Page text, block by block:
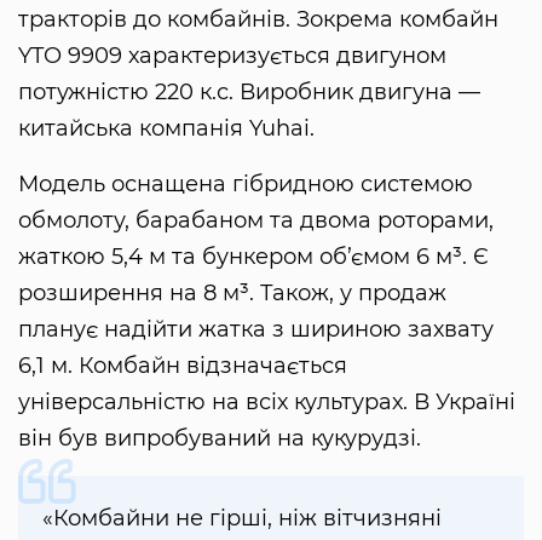
тракторів до комбайнів. Зокрема комбайн
YTO 9909 характеризується двигуном
потужністю 220 к.с. Виробник двигуна —
китайська компанія Yuhai.
Модель оснащена гібридною системою
обмолоту, барабаном та двома роторами,
жаткою 5,4 м та бункером об’ємом 6 м³. Є
розширення на 8 м³. Також, у продаж
планує надійти жатка з шириною захвату
6,1 м. Комбайн відзначається
універсальністю на всіх культурах. В Україні
він був випробуваний на кукурудзі.
«Комбайни не гірші, ніж вітчизняні